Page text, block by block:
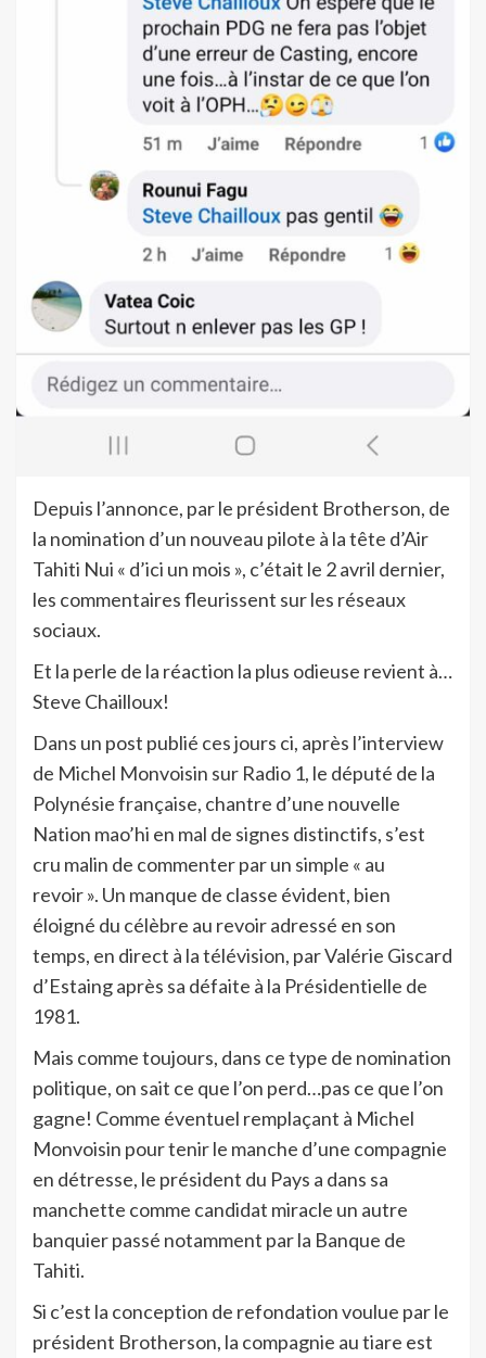
Depuis l’annonce, par le président Brotherson, de
la nomination d’un nouveau pilote à la tête d’Air
Tahiti Nui « d’ici un mois », c’était le 2 avril dernier,
les commentaires fleurissent sur les réseaux
sociaux.
Et la perle de la réaction la plus odieuse revient à…
Steve Chailloux!
Dans un post publié ces jours ci, après l’interview
de Michel Monvoisin sur Radio 1, le député de la
Polynésie française, chantre d’une nouvelle
Nation mao’hi en mal de signes distinctifs, s’est
cru malin de commenter par un simple « au
revoir ». Un manque de classe évident, bien
éloigné du célèbre au revoir adressé en son
temps, en direct à la télévision, par Valérie Giscard
d’Estaing après sa défaite à la Présidentielle de
1981.
Mais comme toujours, dans ce type de nomination
politique, on sait ce que l’on perd…pas ce que l’on
gagne! Comme éventuel remplaçant à Michel
Monvoisin pour tenir le manche d’une compagnie
en détresse, le président du Pays a dans sa
manchette comme candidat miracle un autre
banquier passé notamment par la Banque de
Tahiti.
Si c’est la conception de refondation voulue par le
président Brotherson, la compagnie au tiare est